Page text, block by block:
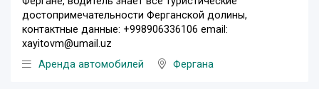
достопримечательности Ферганской долины,
контактные данные: +998906336106 email:
xayitovm@umail.uz
Аренда автомобилей
Фергана